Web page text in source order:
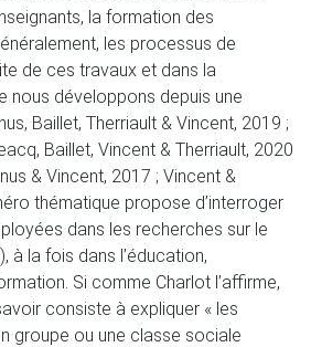
la formation des
les processus de
de ces travaux et dans la
nous développons depuis une
Baillet, Therriault & Vincent, 2019 ;
Baillet, Vincent & Therriault, 2020
& Vincent, 2017 ; Vincent &
thématique propose d’interroger
dans les recherches sur le
à la fois dans l’éducation,
Si comme Charlot l’affirme,
consiste à expliquer « les
groupe ou une classe sociale